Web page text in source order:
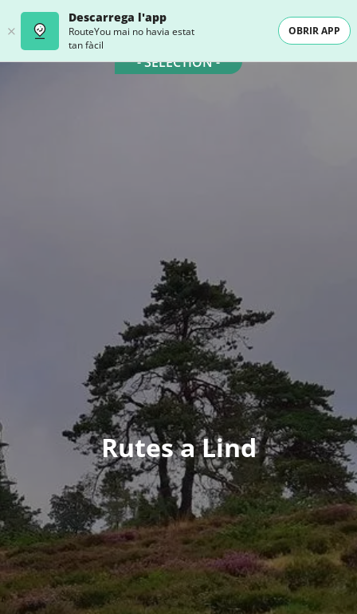
Descarrega l'app
RouteYou mai no havia estat
tan fàcil
OBRIR APP
- SELECTION -
Rutes a Lind